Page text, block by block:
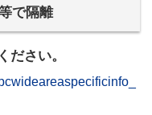
で隔離
ださい。